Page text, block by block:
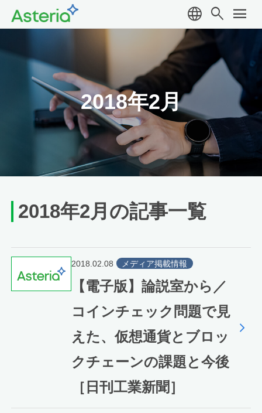
language search menu
2018年2月
2018年2月の記事一覧
2018.02.08 メディア掲載情報
【電子版】論説室から／
コインチェック問題で見
えた、仮想通貨とブロッ
クチェーンの課題と今後
［日刊工業新聞］